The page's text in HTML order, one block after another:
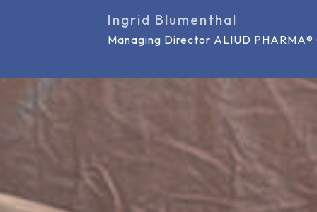
Ingrid Blumenthal
Managing Director ALIUD PHARMA®